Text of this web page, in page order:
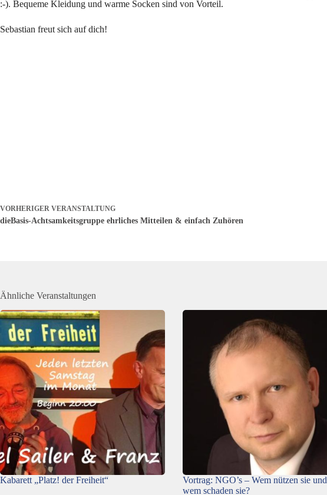
:-). Bequeme Kleidung und warme Socken sind von Vorteil.
Sebastian freut sich auf dich!
VORHERIGER VERANSTALTUNG
dieBasis-Achtsamkeitsgruppe ehrliches Mitteilen & einfach Zuhören
Ähnliche Veranstaltungen
Kabarett „Platz! der Freiheit“
Vortrag: NGO’s – Wem nützen sie und
wem schaden sie?